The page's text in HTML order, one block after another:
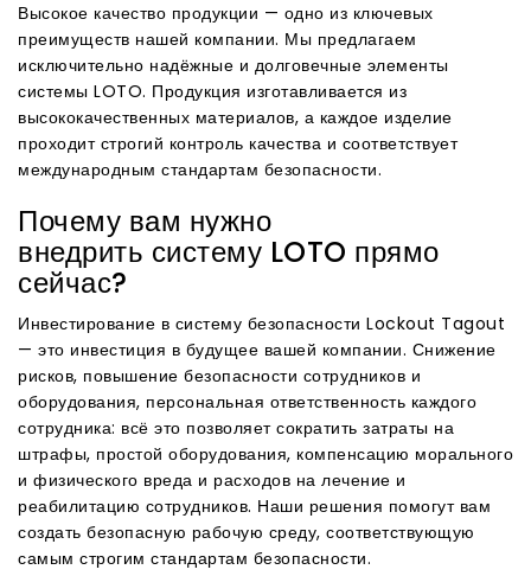
Высокое качество продукции — одно из ключевых
преимуществ нашей компании. Мы предлагаем
исключительно надёжные и долговечные элементы
системы LOTO. Продукция изготавливается из
высококачественных материалов, а каждое изделие
проходит строгий контроль качества и соответствует
международным стандартам безопасности.
Почему вам нужно
внедрить систему LOTO прямо
сейчас?
Инвестирование в систему безопасности Lockout Tagout
— это инвестиция в будущее вашей компании. Снижение
рисков, повышение безопасности сотрудников и
оборудования, персональная ответственность каждого
сотрудника: всё это позволяет сократить затраты на
штрафы, простой оборудования, компенсацию морального
и физического вреда и расходов на лечение и
реабилитацию сотрудников. Наши решения помогут вам
создать безопасную рабочую среду, соответствующую
самым строгим стандартам безопасности.